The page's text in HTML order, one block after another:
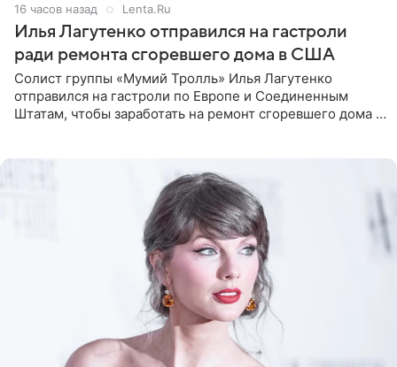
16 часов назад Lenta.Ru
Илья Лагутенко отправился на гастроли
ради ремонта сгоревшего дома в США
Солист группы «Мумий Тролль» Илья Лагутенко
отправился на гастроли по Европе и Соединенным
Штатам, чтобы заработать на ремонт сгоревшего дома в